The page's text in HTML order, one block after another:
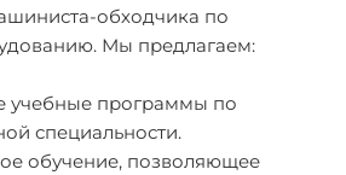
обходчика по
Мы предлагаем:
учебные программы по
специальности.
обучение, позволяющее